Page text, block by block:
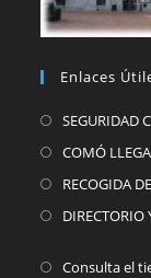
Enlaces
SEGURIDAD
COMÓ
RECOGIDA
DIRECTORIO
Consulta el